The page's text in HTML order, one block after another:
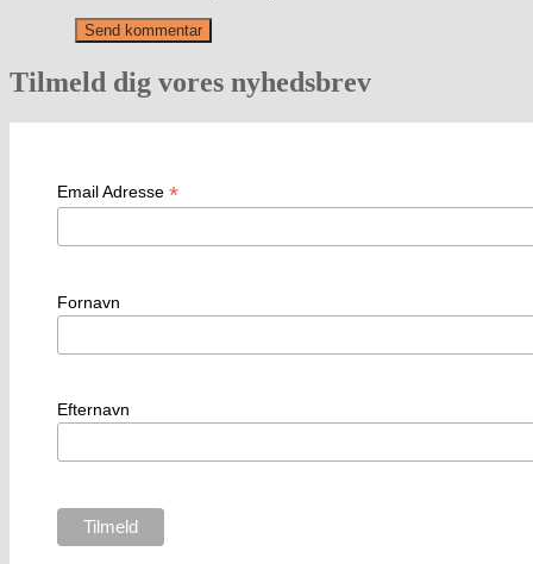
Tilmeld dig vores nyhedsbrev
Email Adresse *
Fornavn
Efternavn